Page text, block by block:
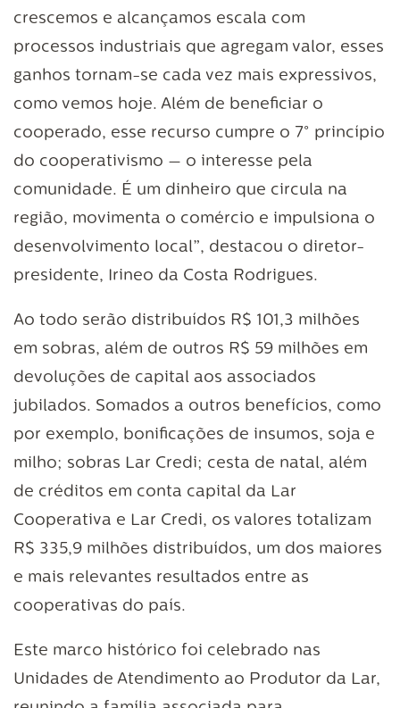
crescemos e alcançamos escala com
processos industriais que agregam valor, esses
ganhos tornam-se cada vez mais expressivos,
como vemos hoje. Além de beneficiar o
cooperado, esse recurso cumpre o 7° princípio
do cooperativismo — o interesse pela
comunidade. É um dinheiro que circula na
região, movimenta o comércio e impulsiona o
desenvolvimento local”, destacou o diretor-
presidente, Irineo da Costa Rodrigues.
Ao todo serão distribuídos R$ 101,3 milhões
em sobras, além de outros R$ 59 milhões em
devoluções de capital aos associados
jubilados. Somados a outros benefícios, como
por exemplo, bonificações de insumos, soja e
milho; sobras Lar Credi; cesta de natal, além
de créditos em conta capital da Lar
Cooperativa e Lar Credi, os valores totalizam
R$ 335,9 milhões distribuídos, um dos maiores
e mais relevantes resultados entre as
cooperativas do país.
Este marco histórico foi celebrado nas
Unidades de Atendimento ao Produtor da Lar,